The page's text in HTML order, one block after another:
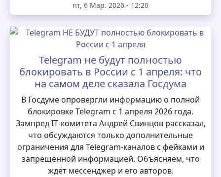
пт, 6 Мар. 2026 - 12:20
Telegram не будут полностью
блокировать в России с 1 апреля: что
на самом деле сказала Госдума
В Госдуме опровергли информацию о полной
блокировке Telegram с 1 апреля 2026 года.
Зампред IT‑комитета Андрей Свинцов рассказал,
что обсуждаются только дополнительные
ограничения для Telegram‑каналов с фейками и
запрещённой информацией. Объясняем, что
ждёт мессенджер и его авторов.